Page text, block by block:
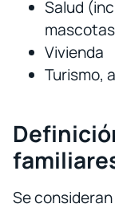
Salud
Vivienda
Turismo,
Se